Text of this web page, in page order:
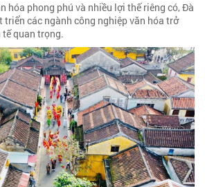
hóa phong phú và nhiều lợi thế riêng có, Đà
triển các ngành công nghiệp văn hóa trở
quan trọng.